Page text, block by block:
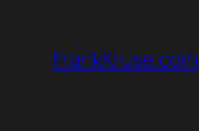
Inhalt
springen
FrankKruse.com